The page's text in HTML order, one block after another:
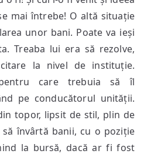
mai întrebe! O altă situație
unor bani. Poate va ieși
Treaba lui era să rezolve,
la nivel de instituție.
care trebuia să îl
pe conducătorul unității.
topor, lipsit de stil, plin de
învârtă banii, cu o poziție
la bursă, dacă ar fi fost